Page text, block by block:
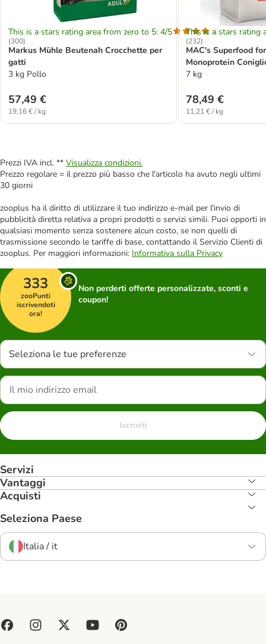
This is a stars rating area from zero to 5: 4/5
(300)
Markus Mühle Beutenah Crocchette per
gatti
3 kg Pollo
57,49 €
19,16 € / kg
This is a stars rating
(232)
MAC's Superfood
Monoprotein
gatti
7 kg
78,49 €
11,21 € / kg
Prezzi IVA incl. ** Visualizza condizioni.
Prezzo regolare = il prezzo più basso che l'articolo ha avuto negli ultimi
30 giorni
zooplus ha il diritto di utilizzare il tuo indirizzo e-mail per l'invio di
pubblicità diretta relativa a propri prodotti o servizi simili. Puoi opporti in
qualsiasi momento senza sostenere alcun costo, se non quelli di
trasmissione secondo le tariffe di base, contattando il Servizio Clienti di
zooplus. Per maggiori informazioni: Informativa sulla Privacy
333
zooPunti
iscrivendoti
ora!
Non perderti offerte personalizzate, sconti e
coupon!
Seleziona le tue preferenze
Iscriviti
Servizi
Vantaggi
Acquisti
Seleziona Paese
Italia / it